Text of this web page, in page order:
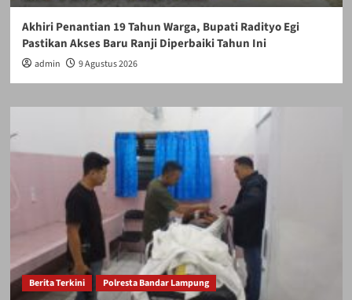
Akhiri Penantian 19 Tahun Warga, Bupati Radityo Egi
Pastikan Akses Baru Ranji Diperbaiki Tahun Ini
admin 9 Agustus 2026
Berita Terkini Polresta Bandar Lampung